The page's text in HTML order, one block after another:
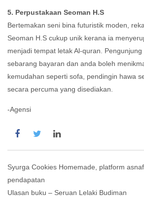
5. Perpustakaan Seoman H.S
Bertemakan seni bina futuristik moden,
Seoman H.S cukup unik kerana ia
menjadi tempat letak Al-quran.
sebarang bayaran dan anda boleh
kemudahan seperti sofa, pendingin hawa
secara percuma yang disediakan.
-Agensi
Post
navigation
Syurga Cookies Homemade, platform
pendapatan
Ulasan buku – Seruan Lelaki Budiman